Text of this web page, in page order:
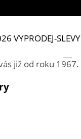
VYPRODEJ-SLEVY
již od roku 1967.